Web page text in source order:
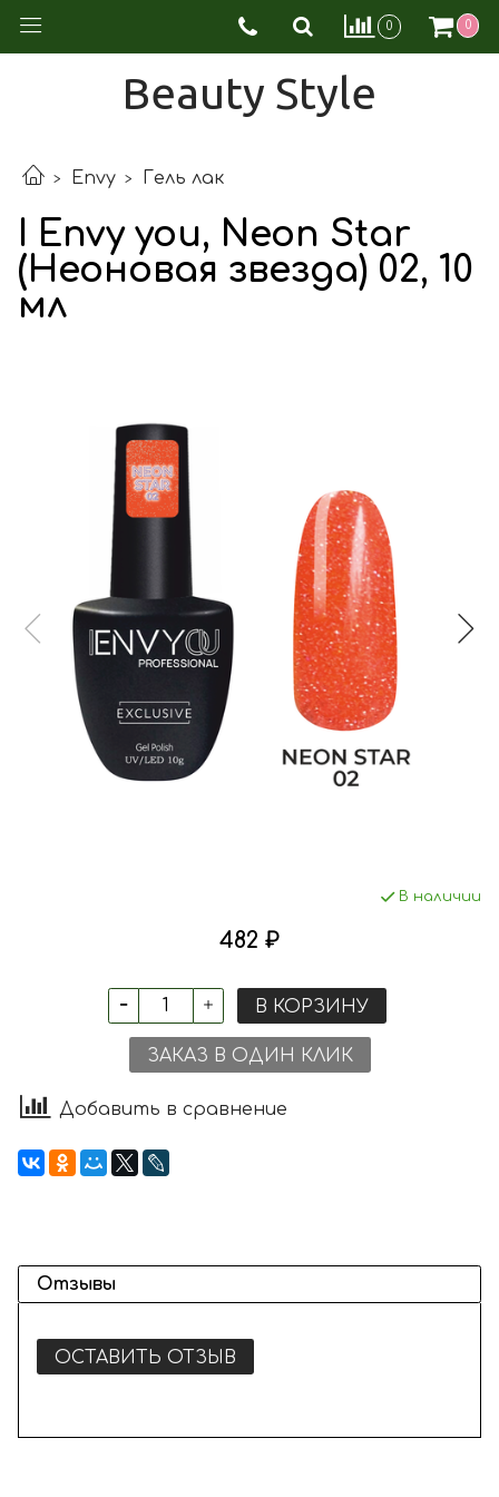
0 0
Beauty Style
Envy Гель лак
I Envy you, Neon Star
(Неоновая звезда) 02, 10
мл
В наличии
482 ₽
В КОРЗИНУ
ЗАКАЗ В ОДИН КЛИК
Добавить в сравнение
Отзывы
ОСТАВИТЬ ОТЗЫВ